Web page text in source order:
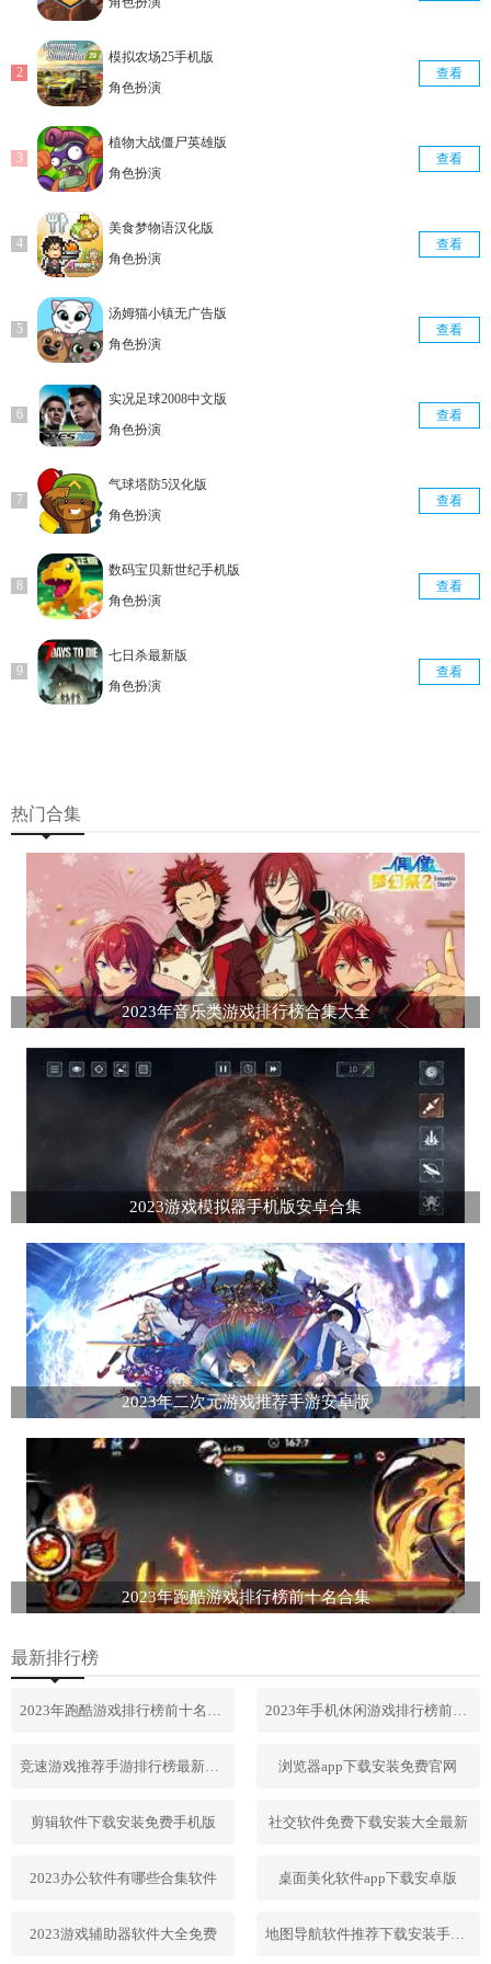
模拟农场25手机版
角色扮演
查看
植物大战僵尸英雄版
角色扮演
查看
美食梦物语汉化版
角色扮演
查看
汤姆猫小镇无广告版
角色扮演
查看
实况足球2008中文版
角色扮演
查看
气球塔防5汉化版
角色扮演
查看
数码宝贝新世纪手机版
角色扮演
查看
七日杀最新版
角色扮演
查看
热门合集
2023年音乐类游戏排行榜合集大全
2023游戏模拟器手机版安卓合集
2023年二次元游戏推荐手游安卓版
2023年跑酷游戏排行榜前十名合集
最新排行榜
2023年手机休闲游戏排行榜前十名
浏览器app下载安装免费官网
剪辑软件下载安装免费手机版 社交软件免费下载安装大全最新
2023办公软件有哪些合集软件 桌面美化软件app下载安卓版
2023游戏辅助器软件大全免费 地图导航软件推荐下载安装手机版